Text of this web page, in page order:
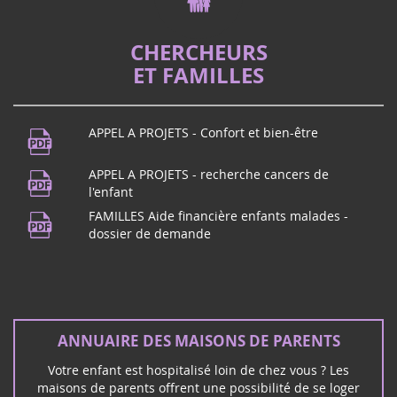
un aller/retour entre l'Assemblée nationale, pour
améliorer l'accompagnement des familles d'enfants
gravement malades et handicapées, r...
21
juin
2024
Rendez-vous à Beaumont !Pour fêter la
musique, maison des Beaumontois dès
16
2024
Concert Rock à Mérignac (33)
Le groupe rock Unwanted vous donne
rendez-vous à Mérignac le Samedi 16
mars pour un concert rock et solidaire :
CHERCHEURS
ET FAMILLES
APPEL A PROJETS - Confort et bien-être
APPEL A PROJETS - recherche cancers de
l'enfant
FAMILLES Aide financière enfants malades -
dossier de demande
ANNUAIRE DES MAISONS DE PARENTS
Votre enfant est hospitalisé loin de chez vous ? Les
maisons de parents offrent une possibilité de se loger